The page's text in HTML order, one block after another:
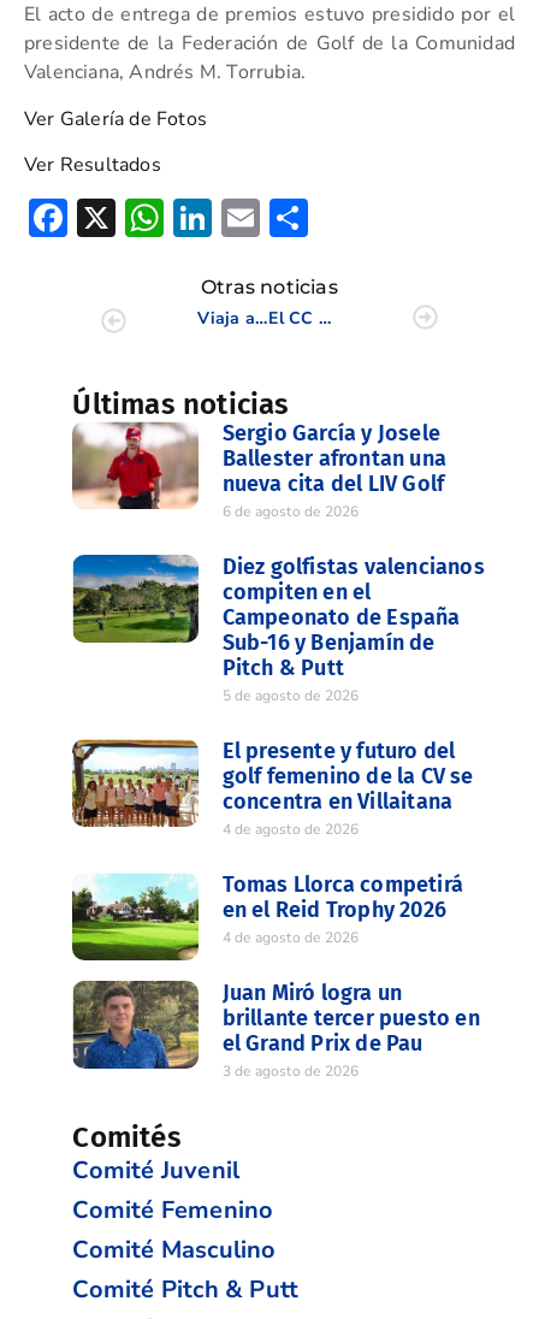
El acto de entrega de premios estuvo presidido por el
presidente de la Federación de Golf de la Comunidad
Valenciana, Andrés M. Torrubia.
Ver Galería de Fotos
Ver Resultados
Facebook
X WhatsApp
LinkedIn
Email
Otras noticias
Viaja al Caribe a la Final Internacional de la Copa Levante: Campo de Golf Punta Blanca
El CC del Mediterráneo puso el broche de oro al Triangular Senior de la CV
Últimas noticias
Sergio García y Josele
Ballester afrontan una
nueva cita del LIV Golf
6 de agosto de 2026
Diez golfistas valencianos
compiten en el
Campeonato de España
Sub-16 y Benjamín de
Pitch & Putt
5 de agosto de 2026
El presente y futuro del
golf femenino de la CV se
concentra en Villaitana
4 de agosto de 2026
Tomas Llorca competirá
en el Reid Trophy 2026
4 de agosto de 2026
Juan Miró logra un
brillante tercer puesto en
el Grand Prix de Pau
3 de agosto de 2026
Comités
Comité Juvenil
Comité Femenino
Comité Masculino
Comité Pitch & Putt